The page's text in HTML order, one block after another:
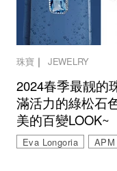
珠寶｜ JEWELRY
2024春季最靓的
滿活力的綠松石
美的百變LOOK~
Eva Longoria